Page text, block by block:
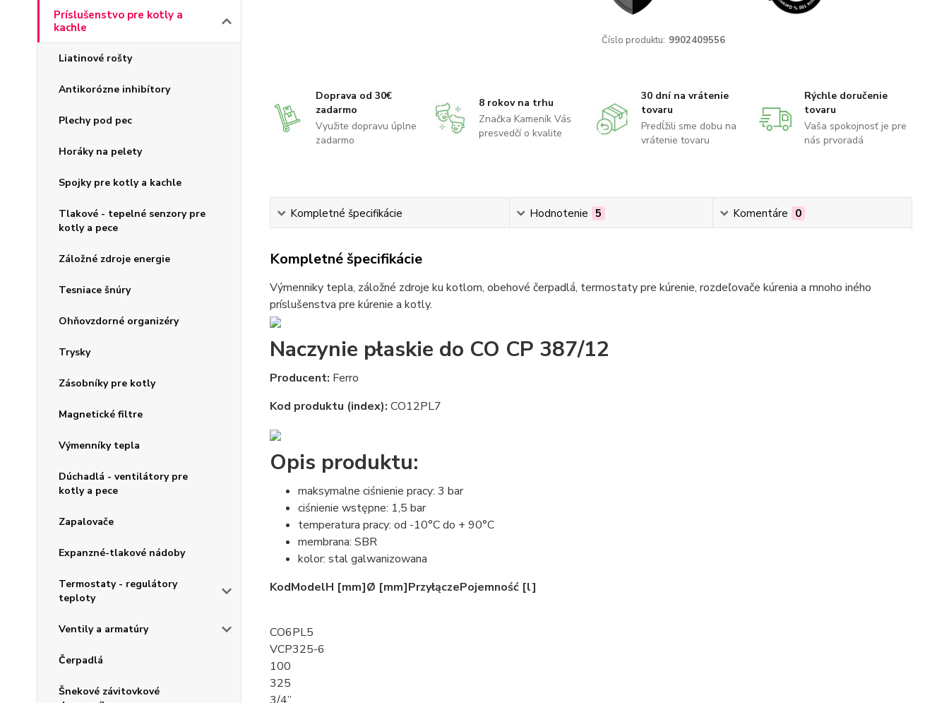
Príslušenstvo pre kotly a
kachle
Liatinové rošty
Antikorózne inhibítory
Plechy pod pec
Horáky na pelety
Spojky pre kotly a kachle
Tlakové - tepelné senzory pre
kotly a pece
Záložné zdroje energie
Tesniace šnúry
Ohňovzdorné organizéry
Trysky
Zásobníky pre kotly
Magnetické filtre
Výmenníky tepla
Dúchadlá - ventilátory pre
kotly a pece
Zapalovače
Expanzné-tlakové nádoby
Termostaty - regulátory
teploty
Ventily a armatúry
Čerpadlá
Šnekové závitovkové
Číslo produktu: 9902409556
Doprava od 30€
zadarmo
Využite dopravu úplne
zadarmo
8 rokov na trhu
Značka Kameník Vás
presvedčí o kvalite
30 dní na vrátenie
tovaru
Predĺžili sme dobu na
vrátenie tovaru
Rýchle doručenie
tovaru
Vaša spokojnosť je pre
nás prvoradá
Kompletné špecifikácie Hodnotenie 5 Komentáre 0
Kompletné špecifikácie
Výmenniky tepla, záložné zdroje ku kotlom, obehové čerpadlá, termostaty pre kúrenie, rozdeľovače kúrenia a mnoho iného
príslušenstva pre kúrenie a kotly.
Naczynie płaskie do CO CP 387/12
Producent: Ferro
Kod produktu (index): CO12PL7
Opis produktu:
maksymalne ciśnienie pracy: 3 bar
ciśnienie wstępne: 1,5 bar
temperatura pracy: od -10°C do + 90°C
membrana: SBR
kolor: stal galwanizowana
KodModelH [mm]Ø [mm]PrzyłączePojemność [l]
CO6PL5
VCP325-6
100
325